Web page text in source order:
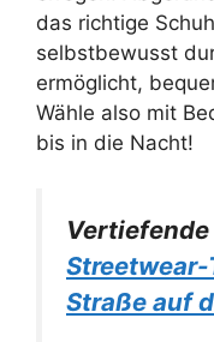
das richtige
selbstbewusst
ermöglicht,
Wähle also mit
bis in die Nacht!
Straße auf